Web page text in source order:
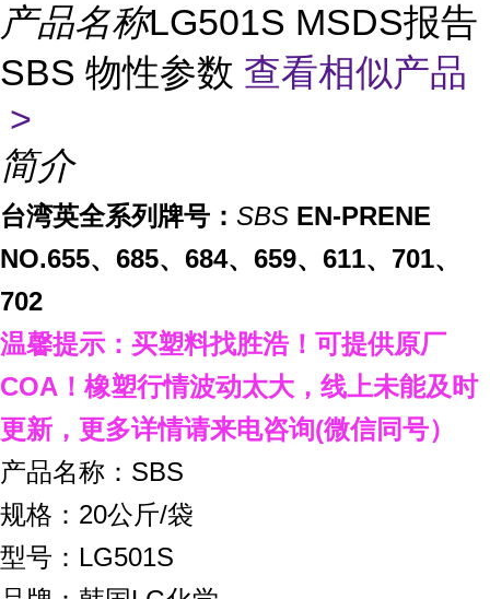
产品名称LG501S MSDS报告
SBS 物性参数 查看相似产品
>
简介
台湾英全系列牌号 ： SBS EN-PRENE
NO.655、 685、 684、 659、 611、 701、
702
温馨提示：买塑料找胜浩！ 可提供原厂
COA ！橡塑行情波动太大，线上未能及时
更新， 更多详情请来电咨询(微信同号）
产品名称：SBS
规格：20公斤/袋
型号：LG501S